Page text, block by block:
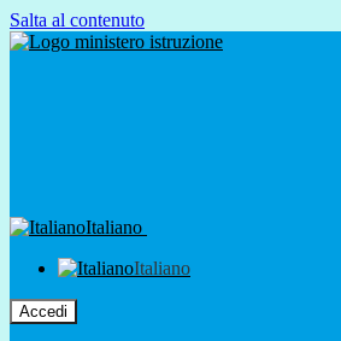
Salta al contenuto
Italiano
Italiano
Accedi